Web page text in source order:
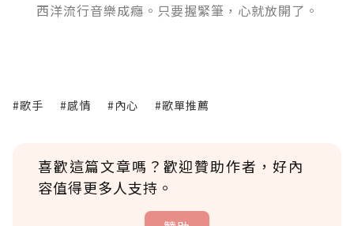
西洋流行音樂成癮。只要握緊筆，心就放開了。
#歌手 #感情 #內心 #歌單推薦
喜歡這篇文章嗎？歡迎贊助作者，好內
容值得更多人支持。